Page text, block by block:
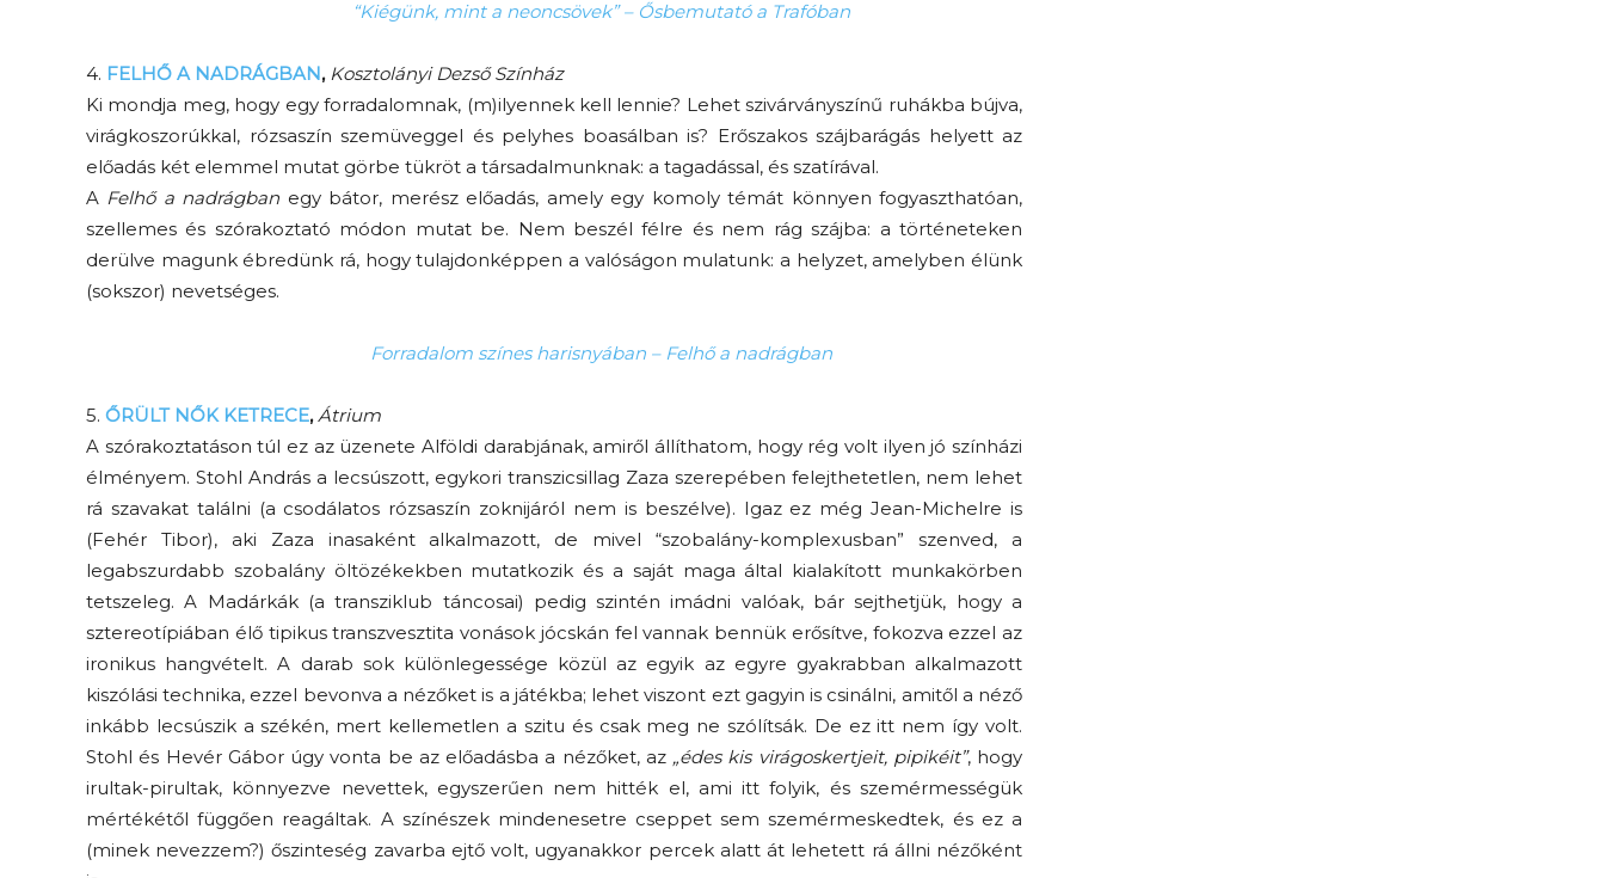
“Kiégünk, mint a neoncsövek” – Ősbemutató a Trafóban
4. FELHŐ A NADRÁGBAN, Kosztolányi Dezső Színház
Ki mondja meg, hogy egy forradalomnak, (m)ilyennek kell lennie? Lehet szivárványszínű ruhákba bújva,
virágkoszorúkkal, rózsaszín szemüveggel és pelyhes boasálban is? Erőszakos szájbarágás helyett az
előadás két elemmel mutat görbe tükröt a társadalmunknak: a tagadással, és szatírával.
A Felhő a nadrágban egy bátor, merész előadás, amely egy komoly témát könnyen fogyaszthatóan,
szellemes és szórakoztató módon mutat be. Nem beszél félre és nem rág szájba: a történeteken
derülve magunk ébredünk rá, hogy tulajdonképpen a valóságon mulatunk: a helyzet, amelyben élünk
(sokszor) nevetséges.
Forradalom színes harisnyában – Felhő a nadrágban
5. ŐRÜLT NŐK KETRECE, Átrium
A szórakoztatáson túl ez az üzenete Alföldi darabjának, amiről állíthatom, hogy rég volt ilyen jó színházi
élményem. Stohl András a lecsúszott, egykori transzicsillag Zaza szerepében felejthetetlen, nem lehet
rá szavakat találni (a csodálatos rózsaszín zoknijáról nem is beszélve). Igaz ez még Jean-Michelre is
(Fehér Tibor), aki Zaza inasaként alkalmazott, de mivel “szobalány-komplexusban” szenved, a
legabszurdabb szobalány öltözékekben mutatkozik és a saját maga által kialakított munkakörben
tetszeleg. A Madárkák (a transziklub táncosai) pedig szintén imádni valóak, bár sejthetjük, hogy a
sztereotípiában élő tipikus transzvesztita vonások jócskán fel vannak bennük erősítve, fokozva ezzel az
ironikus hangvételt. A darab sok különlegessége közül az egyik az egyre gyakrabban alkalmazott
kiszólási technika, ezzel bevonva a nézőket is a játékba; lehet viszont ezt gagyin is csinálni, amitől a néző
inkább lecsúszik a székén, mert kellemetlen a szitu és csak meg ne szólítsák. De ez itt nem így volt.
Stohl és Hevér Gábor úgy vonta be az előadásba a nézőket, az „édes kis virágoskertjeit, pipikéit”, hogy
irultak-pirultak, könnyezve nevettek, egyszerűen nem hitték el, ami itt folyik, és szemérmességük
mértékétől függően reagáltak. A színészek mindenesetre cseppet sem szemérmeskedtek, és ez a
(minek nevezzem?) őszinteség zavarba ejtő volt, ugyanakkor percek alatt át lehetett rá állni nézőként